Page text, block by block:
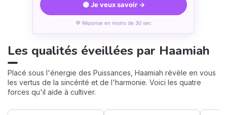
🟣 Je veux savoir →
💬 Réponse en moins de 30 sec
Les qualités éveillées par Haamiah
Placé sous l'énergie des Puissances, Haamiah révèle en vous
les vertus de la sincérité et de l'harmonie. Voici les quatre
forces qu'il aide à cultiver.